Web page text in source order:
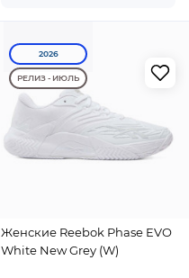
2026
РЕЛИЗ - ИЮЛЬ
Женские Reebok Phase EVO
White New Grey (W)